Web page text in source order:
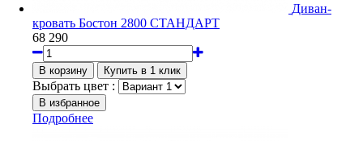
Диван-
кровать Бостон 2800 СТАНДАРТ
68 290
Выбрать цвет :
Подробнее